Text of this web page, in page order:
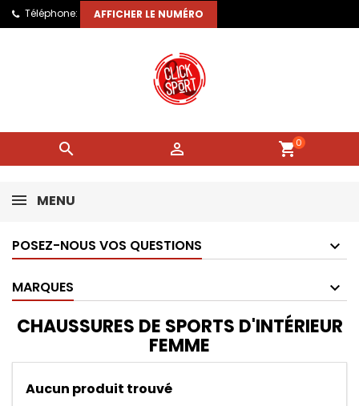
Téléphone: AFFICHER LE NUMÉRO
  shopping_cart0
MENU
POSEZ-NOUS VOS QUESTIONS
MARQUES
CHAUSSURES DE SPORTS D'INTÉRIEUR
FEMME
Aucun produit trouvé